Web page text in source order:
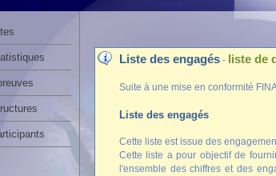
Liste des engagés- liste de
Suite à une mise en conformité
Liste des engagés
Cette liste est issue des
Cette liste a pour objectif de
l'ensemble des chiffres et des